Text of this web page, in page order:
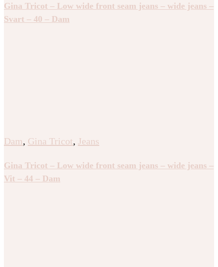
Gina Tricot – Low wide front seam jeans – wide jeans –
Svart – 40 – Dam
Dam, Gina Tricot, Jeans
Gina Tricot – Low wide front seam jeans – wide jeans –
Vit – 44 – Dam